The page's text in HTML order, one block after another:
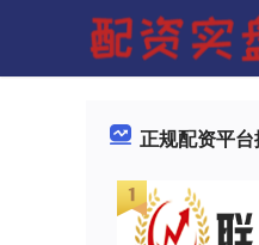
正规配资平